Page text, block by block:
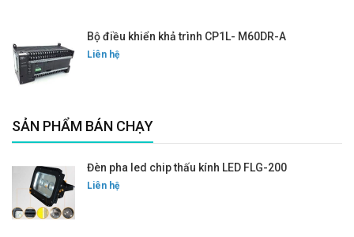
Bộ điều khiển khả trình CP1L- M60DR-A
Liên hệ
SẢN PHẨM BÁN CHẠY
Đèn pha led chip thấu kính LED FLG-200
Liên hệ